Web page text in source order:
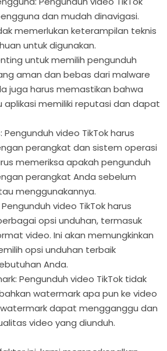
dan mudah dinavigasi.
memerlukan keterampilan teknis
untuk digunakan.
untuk memilih pengunduh
aman dan bebas dari malware
juga harus memastikan bahwa
aplikasi memiliki reputasi dan dapat
video TikTok harus
perangkat dan sistem operasi
memeriksa apakah pengunduh
perangkat Anda sebelum
menggunakannya.
video TikTok harus
opsi unduhan, termasuk
video. Ini akan memungkinkan
opsi unduhan terbaik
Anda.
Pengunduh video TikTok tidak
watermark apa pun ke video
dapat mengganggu dan
video yang diunduh.